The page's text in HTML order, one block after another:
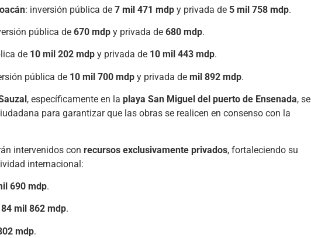
: inversión pública de 7 mil 471 mdp y privada de 5 mil 758 mdp.
pública de 670 mdp y privada de 680 mdp.
de 10 mil 202 mdp y privada de 10 mil 443 mdp.
pública de 10 mil 700 mdp y privada de mil 892 mdp.
, específicamente en la playa San Miguel del puerto de Ensenada, se
para garantizar que las obras se realicen en consenso con la
intervenidos con recursos exclusivamente privados, fortaleciendo su
internacional:
690 mdp.
84 mil 862 mdp.
mdp.